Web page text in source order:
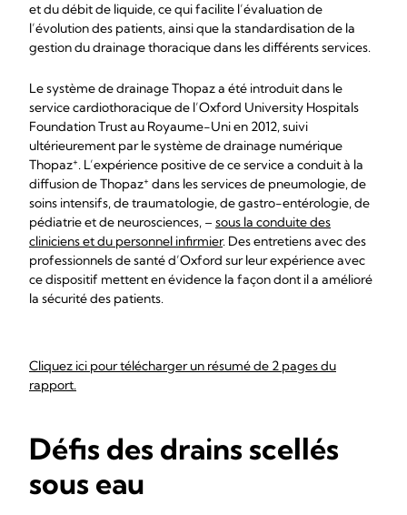
et du débit de liquide, ce qui facilite l’évaluation de
l’évolution des patients, ainsi que la standardisation de la
gestion du drainage thoracique dans les différents services.
Le système de drainage Thopaz a été introduit dans le
service cardiothoracique de l’Oxford University Hospitals
Foundation Trust au Royaume-Uni en 2012, suivi
ultérieurement par le système de drainage numérique
Thopaz+. L’expérience positive de ce service a conduit à la
diffusion de Thopaz+ dans les services de pneumologie, de
soins intensifs, de traumatologie, de gastro-entérologie, de
pédiatrie et de neurosciences, – sous la conduite des
cliniciens et du personnel infirmier. Des entretiens avec des
professionnels de santé d’Oxford sur leur expérience avec
ce dispositif mettent en évidence la façon dont il a amélioré
la sécurité des patients.
Cliquez ici pour télécharger un résumé de 2 pages du
rapport.
Défis des drains scellés
sous eau